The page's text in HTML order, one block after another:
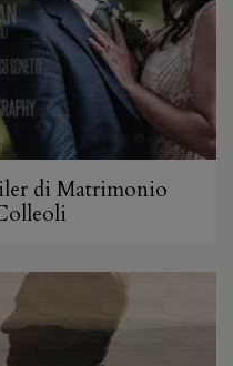
di Matrimonio